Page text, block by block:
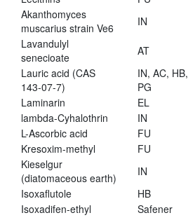
Akanthomyces
muscarius strain Ve6
IN
Lavandulyl
senecioate
AT
Lauric acid (CAS
143-07-7)
IN, AC, HB,
PG
Laminarin
EL
lambda-Cyhalothrin
IN
L-Ascorbic acid
FU
Kresoxim-methyl
FU
Kieselgur
(diatomaceous earth)
IN
Isoxaflutole
HB
Isoxadifen-ethyl
Safener